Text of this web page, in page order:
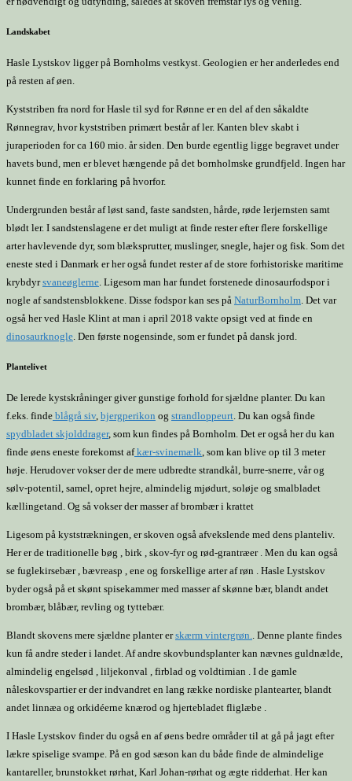
Landskabet
Hasle Lystskov ligger på Bornholms vestkyst. Geologien er her anderledes end
på resten af øen.
Kyststriben fra nord for Hasle til syd for Rønne er en del af den såkaldte
Rønnegrav, hvor kyststriben primært består af ler. Kanten blev skabt i
juraperioden for ca 160 mio. år siden. Den burde egentlig ligge begravet under
havets bund, men er blevet hængende på det bornholmske grundfjeld. Ingen har
kunnet finde en forklaring på hvorfor.
Undergrunden består af løst sand, faste sandsten, hårde, røde lerjernsten samt
blødt ler. I sandstenslagene er det muligt at finde rester efter flere forskellige
arter havlevende dyr, som blæksprutter, muslinger, snegle, hajer og fisk. Som det
eneste sted i Danmark er her også fundet rester af de store forhistoriske maritime
krybdyrsvaneøglerne. Ligesom man har fundet forstenede dinosaurfodspor i
nogle af sandstensblokkene. Disse fodspor kan ses på NaturBornholm. Det var
også her ved Hasle Klint at man i april 2018 vakte opsigt ved at finde en
dinosaurknogle. Den første nogensinde, som er fundet på dansk jord.
Plantelivet
De lerede kystskråninger giver gunstige forhold for sjældne planter. Du kan
f.eks. finde blågrå siv, bjergperikon og strandloppeurt. Du kan også finde
spydbladet skjolddrager, som kun findes på Bornholm. Det er også her du kan
finde øens eneste forekomst afkær-svinemælk, som kan blive op til 3 meter
høje. Herudover vokser der de mere udbredte strandkål, burre-snerre, vår og
sølv-potentil, samel, opret hejre, almindelig mjødurt, soløje og smalbladet
kællingetand. Og så vokser der masser af brombær i krattet
Ligesom på kyststrækningen, er skoven også afvekslende med dens planteliv.
Her er de traditionelle bøg , birk , skov-fyr og rød-grantræer . Men du kan også
se fuglekirsebær , bævreasp , ene og forskellige arter af røn . Hasle Lystskov
byder også på et skønt spisekammer med masser af skønne bær, blandt andet
brombær, blåbær, revling og tyttebær.
Blandt skovens mere sjældne planter erskærm vintergrøn.. Denne plante findes
kun få andre steder i landet. Af andre skovbundsplanter kan nævnes guldnælde,
almindelig engelsød , liljekonval , firblad og voldtimian . I de gamle
nåleskovspartier er der indvandret en lang række nordiske plantearter, blandt
andet linnæa og orkidéerne knærod og hjertebladet fliglæbe .
I Hasle Lystskov finder du også en af øens bedre områder til at gå på jagt efter
lækre spiselige svampe. På en god sæson kan du både finde de almindelige
kantareller, brunstokket rørhat, Karl Johan-rørhat og ægte ridderhat. Her kan